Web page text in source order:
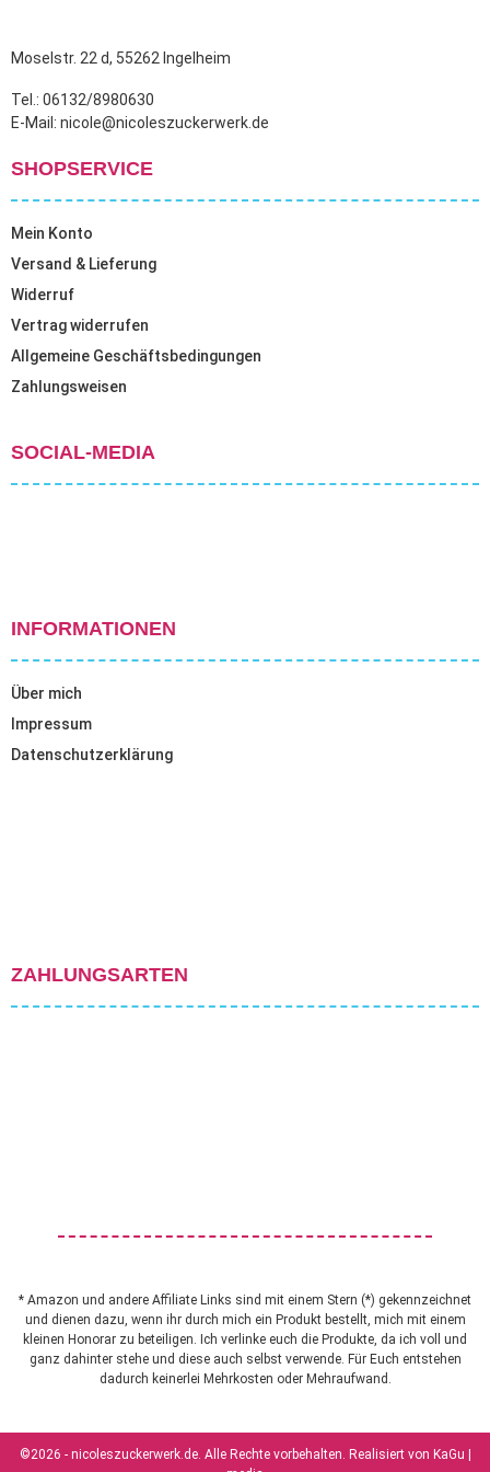
Moselstr. 22 d, 55262 Ingelheim
Tel.: 06132/8980630
E-Mail: nicole@nicoleszuckerwerk.de
SHOPSERVICE
Mein Konto
Versand & Lieferung
Widerruf
Vertrag widerrufen
Allgemeine Geschäftsbedingungen
Zahlungsweisen
SOCIAL-MEDIA
INFORMATIONEN
Über mich
Impressum
Datenschutzerklärung
ZAHLUNGSARTEN
* Amazon und andere Affiliate Links sind mit einem Stern (*) gekennzeichnet
und dienen dazu, wenn ihr durch mich ein Produkt bestellt, mich mit einem
kleinen Honorar zu beteiligen. Ich verlinke euch die Produkte, da ich voll und
ganz dahinter stehe und diese auch selbst verwende. Für Euch entstehen
dadurch keinerlei Mehrkosten oder Mehraufwand.
©2026 - nicoleszuckerwerk.de. Alle Rechte vorbehalten. Realisiert von KaGu |